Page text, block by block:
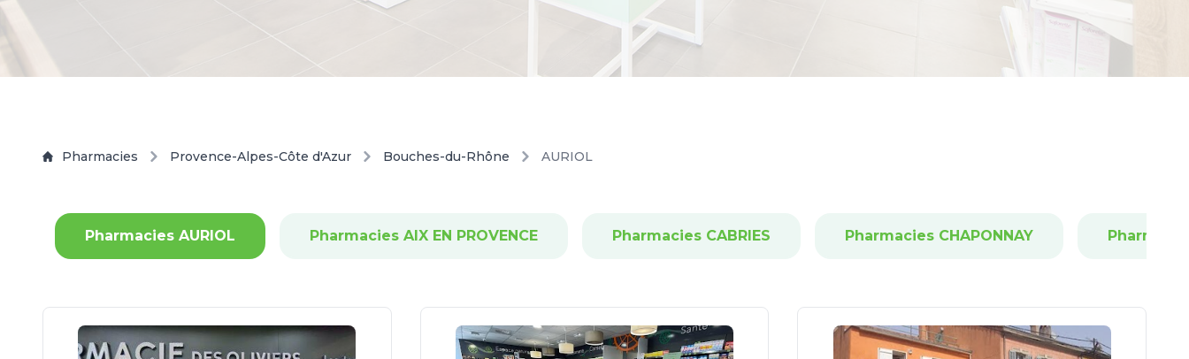
Pharmacies Provence-Alpes-Côte d'Azur Bouches-du-Rhône AURIOL
Pharmacies AURIOL Pharmacies AIX EN PROVENCE Pharmacies CABRIES Pharmacies CHAPONNAY